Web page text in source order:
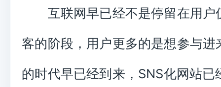
互联网早已经不是停留在用户
客的阶段，用户更多的是想参与进
的时代早已经到来，SNS化网站已